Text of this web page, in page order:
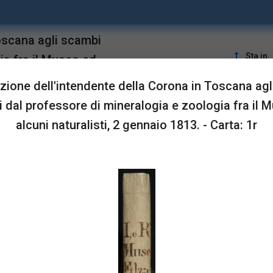
agli scambi
fra il Museo ed
upgradeSta in
dell'intendente della Corona in Toscana
dal professore di mineralogia e zoologia fra il
alcuni naturalisti, 2 gennaio 1813. - Carta: 1r